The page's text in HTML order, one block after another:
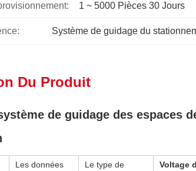
1 ~ 5000 Pièces 30 Jours
Système de guidage du
Du Produit
de guidage des espaces
Les données
Le type de
Voltage